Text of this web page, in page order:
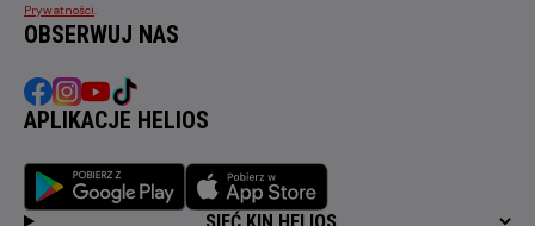
Prywatności
OBSERWUJ NAS
APLIKACJE HELIOS
SIEĆ KIN HELIOS